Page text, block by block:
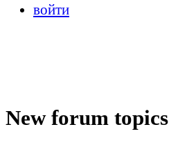
войти
New forum topics